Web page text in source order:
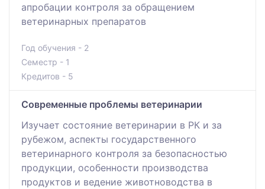
апробации контроля за обращением
ветеринарных препаратов
Год обучения - 2
Семестр - 1
Кредитов - 5
Современные проблемы ветеринарии
Изучает состояние ветеринарии в РК и за
рубежом, аспекты государственного
ветеринарного контроля за безопасностью
продукции, особенности производства
продуктов и ведение животноводства в